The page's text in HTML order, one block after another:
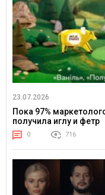
23.07.2026
Пока 97%
получила иглу и фетр
0 716